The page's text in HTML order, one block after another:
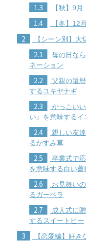
1.3 【秋】9月
1.4 【冬】12
2 【シーン別】大
2.1
母の日な
ネーション
2.2
父親の還
するユキヤナギ
2.3
かっこい
い』を意味する
2.4
親しい友
るかすみ草
2.5
卒業式で
を意味する白い薔
2.6
お見舞い
るガーベラ
2.7
成人式に
するスイートピー
3
【恋愛編】好き